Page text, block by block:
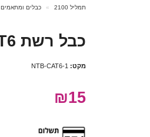
תמליל 2100 כבלים ומתאמים
כבל רשת CAT6 מסוכך – אורך 1 מטר
מקט: NTB-CAT6-1
₪15